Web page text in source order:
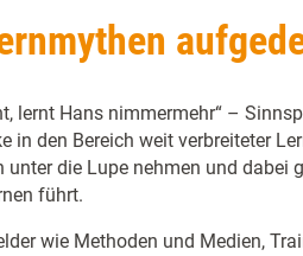
lernt Hans nimmermehr“ –
in den Bereich weit verbreiteter
unter die Lupe nehmen und dabei
führt.
wie Methoden und Medien,